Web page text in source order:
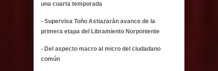
una cuarta temporada
- Supervisa Toño Astiazarán avance de la
primera etapa del Libramiento Norponiente
- Del aspecto macro al micro del ciudadano
común